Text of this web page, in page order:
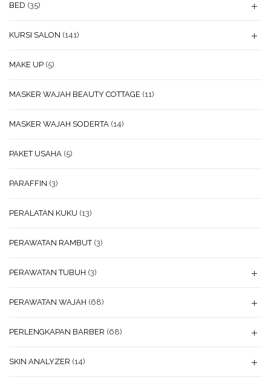
BED (35)
KURSI SALON (141)
MAKE UP (5)
MASKER WAJAH BEAUTY COTTAGE (11)
MASKER WAJAH SODERTA (14)
PAKET USAHA (5)
PARAFFIN (3)
PERALATAN KUKU (13)
PERAWATAN RAMBUT (3)
PERAWATAN TUBUH (3)
PERAWATAN WAJAH (68)
PERLENGKAPAN BARBER (68)
SKIN ANALYZER (14)